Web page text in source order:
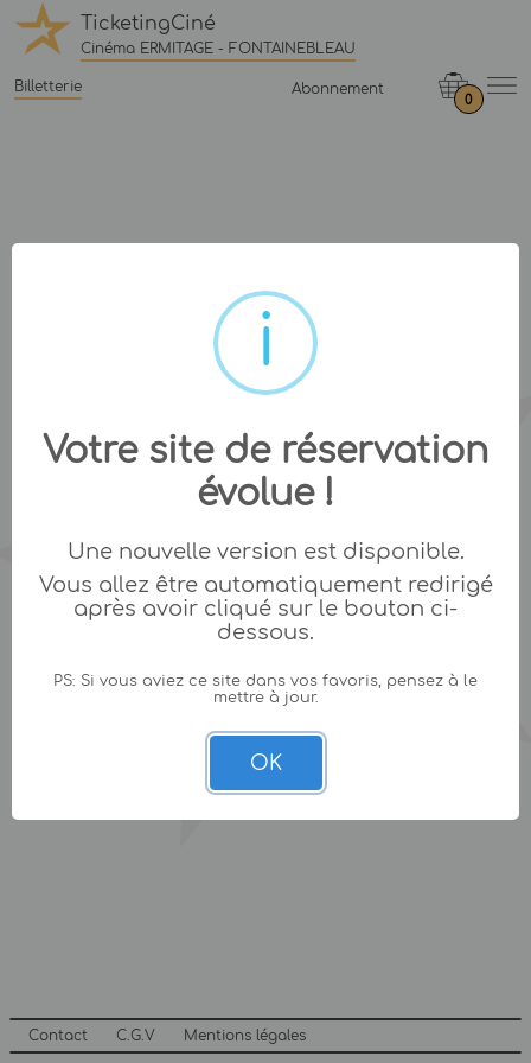
TicketingCiné
Cinéma ERMITAGE - FONTAINEBLEAU
Billetterie Abonnement
0
Contact C.G.V Mentions légales
Votre site de réservation
évolue !
Une nouvelle version est disponible.
Vous allez être automatiquement redirigé
après avoir cliqué sur le bouton ci-
dessous.
PS: Si vous aviez ce site dans vos favoris, pensez à le
mettre à jour.
OK